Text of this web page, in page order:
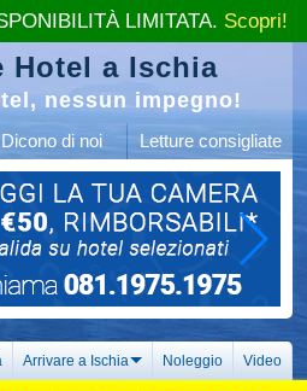
Hotel a Ischia
nessun impegno!
Dicono di noi Letture consigliate
Arrivare a Ischia Noleggio Video
LIMITATA. Scopri!